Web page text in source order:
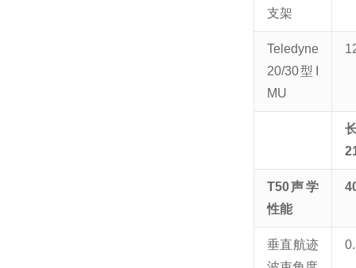
支架
Teledyne
20/30型I
MU
T50声学
性能
垂直航迹